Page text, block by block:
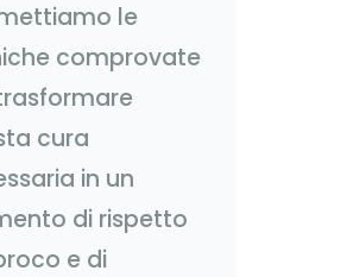
le
comprovate
cura
in un
di rispetto
e di